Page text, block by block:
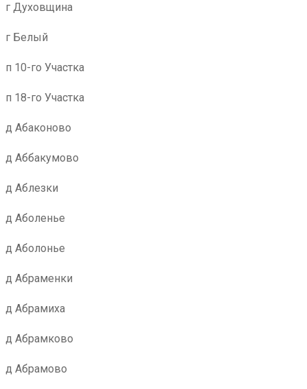
г Духовщина
г Белый
п 10-го Участка
п 18-го Участка
д Абаконово
д Аббакумово
д Аблезки
д Аболенье
д Аболонье
д Абраменки
д Абрамиха
д Абрамково
д Абрамово